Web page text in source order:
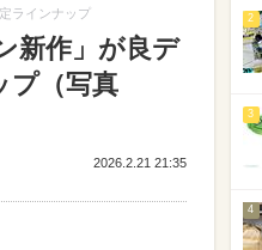
ラインナップ
新作」が良デ
プ（写真
2026.2.21 21:35
2
3
4